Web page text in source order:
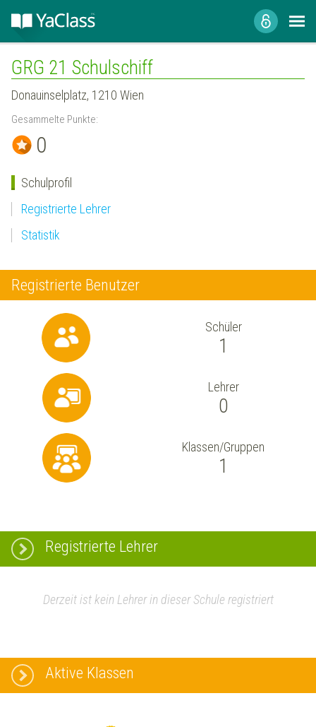
GRG 21 Schulschiff
Donauinselplatz, 1210 Wien
Gesammelte Punkte:
0
Schulprofil
Registrierte Lehrer
Statistik
Registrierte Benutzer
Schüler
1
Lehrer
0
Klassen/Gruppen
1
Registrierte Lehrer
Derzeit ist kein Lehrer in dieser Schule registriert
Aktive Klassen